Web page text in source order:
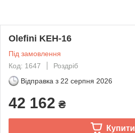
Olefini KEH-16
Під замовлення
Код: 1647
Роздріб
Відправка з 22 серпня 2026
42 162 ₴
Купити